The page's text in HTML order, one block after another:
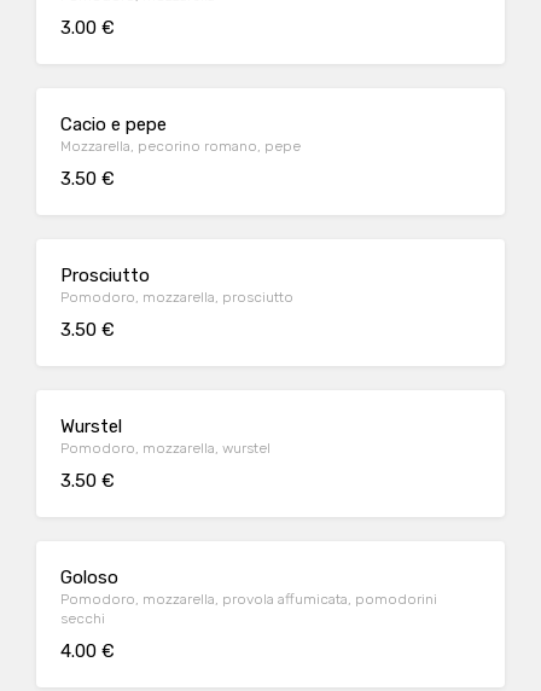
3.00 €
Cacio e pepe
Mozzarella, pecorino romano, pepe
3.50 €
Prosciutto
Pomodoro, mozzarella, prosciutto
3.50 €
Wurstel
Pomodoro, mozzarella, wurstel
3.50 €
Goloso
Pomodoro, mozzarella, provola affumicata, pomodorini
secchi
4.00 €